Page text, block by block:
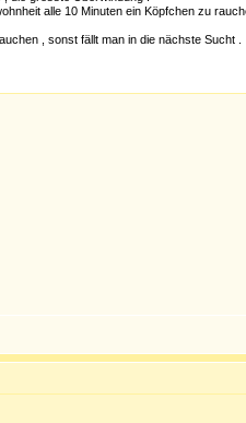
alle 10 Minuten ein Köpfchen zu
, sonst fällt man in die nächste Sucht .